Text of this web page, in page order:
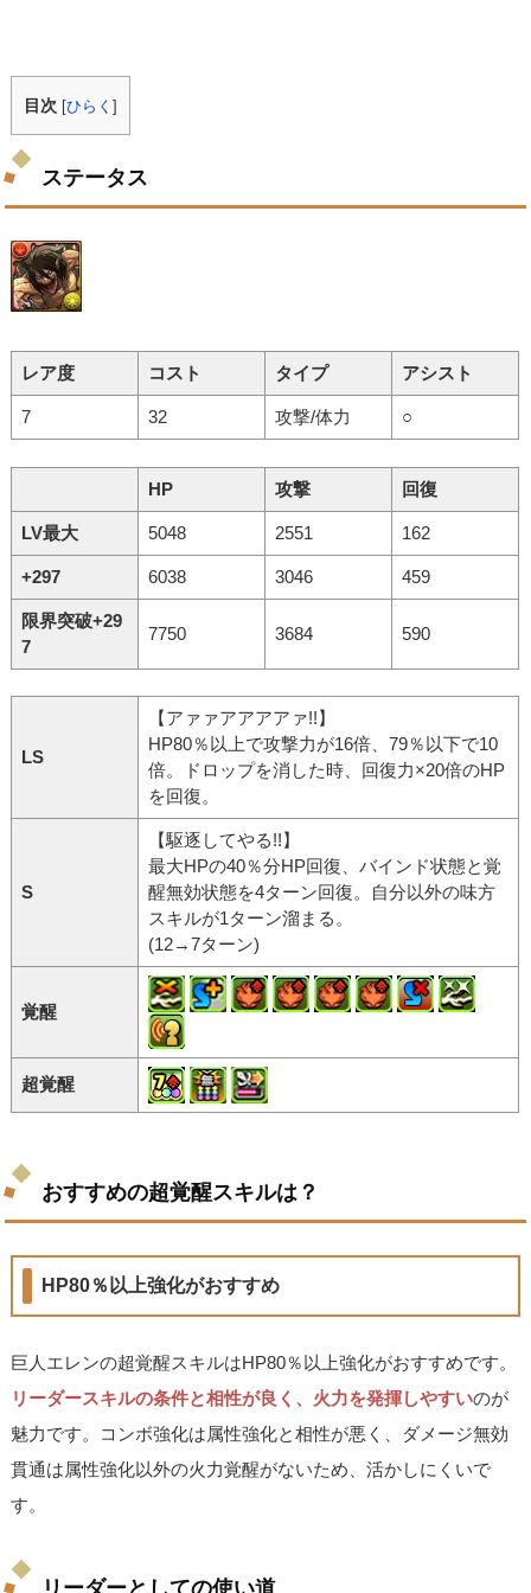
目次 [ひらく]
ステータス
レア度 コスト タイプ アシスト
7 32 攻撃/体力 ○
HP 攻撃 回復
LV最大 5048 2551 162
+297 6038 3046 459
限界突破+29
7
7750 3684 590
LS
【アァァアアアアァ!!】
HP80％以上で攻撃力が16倍、79％以下で10
倍。ドロップを消した時、回復力×20倍のHP
を回復。
S
【駆逐してやる!!】
最大HPの40％分HP回復、バインド状態と覚
醒無効状態を4ターン回復。自分以外の味方
スキルが1ターン溜まる。
(12→7ターン)
覚醒
超覚醒
おすすめの超覚醒スキルは？
HP80％以上強化がおすすめ
巨人エレンの超覚醒スキルはHP80％以上強化がおすすめです。
リーダースキルの条件と相性が良く、火力を発揮しやすいのが
魅力です。コンボ強化は属性強化と相性が悪く、ダメージ無効
貫通は属性強化以外の火力覚醒がないため、活かしにくいで
す。
リーダーとしての使い道